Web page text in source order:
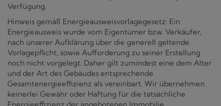
Verfügung.
Hinweis gemäß Energieausweisvorlagegesetz: Ein
Energieausweis wurde vom Eigentümer bzw. Verkäufer,
nach unserer Aufklärung über die generell geltende
Vorlagepflicht, sowie Aufforderung zu seiner Erstellung
noch nicht vorgelegt. Daher gilt zumindest eine dem Alter
und der Art des Gebäudes entsprechende
Gesamtenergieeffizienz als vereinbart. Wir übernehmen
keinerlei Gewähr oder Haftung für die tatsächliche